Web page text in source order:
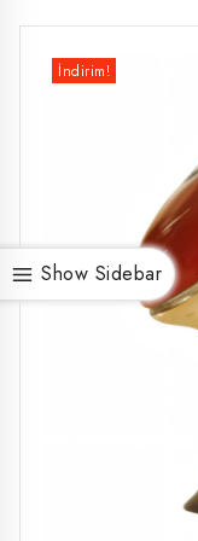
Show Sidebar
İndirim!